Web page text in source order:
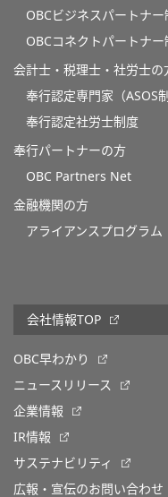
OBCビジネスパートナー
OBCコネクトパートナー
会計士・税理士・社労士の
奉行認定専門家（ASOS制
奉行認定社労士制度
奉行パートナーの方
OBC Partners Net
金融機関の方
アライアンスプログラム
会社情報TOP
OBC早わかり
ニュースリリース
企業情報
IR情報
サステナビリティ
広報・宣伝のお問い合わせ